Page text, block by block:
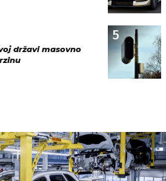
5
državi masovno